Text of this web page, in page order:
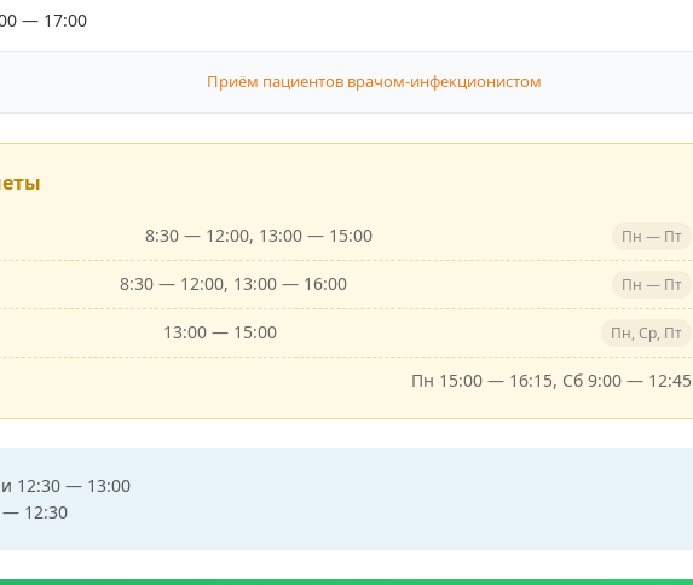
— 17:00
Приём пациентов врачом-инфекционистом
8:30 — 12:00, 13:00 — 15:00 Пн — Пт
8:30 — 12:00, 13:00 — 16:00 Пн — Пт
13:00 — 15:00 Пн, Ср, Пт
Пн 15:00 — 16:15, Сб 9:00 — 12:45
12:30 — 13:00
— 12:30